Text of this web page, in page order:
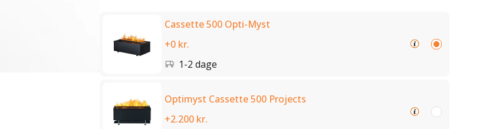
Cassette 500 Opti-Myst
+0 kr.
1-2 dage
Optimyst Cassette 500 Projects
+2.200 kr.